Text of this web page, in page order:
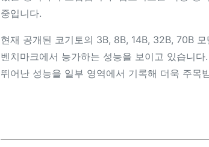
중입니다.
현재 공개된 코기토의 3B, 8B, 14B, 32B, 70B
벤치마크에서 능가하는 성능을 보이고 있습니
뛰어난 성능을 일부 영역에서 기록해 더욱 주목